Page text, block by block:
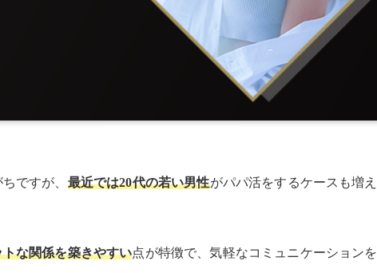
ですが、 最近では20代の若い男性がパパ活をするケースも増え
な関係を築きやすい点が特徴で、気軽なコミュニケーションを